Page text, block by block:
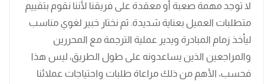
لا توجد مهمة صعبة أو معقدة على فريقنا لأننا نقوم بتقييم
متطلبات العميل بعناية شديدة. ثم نختار خبير لغوي مناسب
ليأخذ زمام المبادرة ويدير عملية الترجمة مع المحررين
والمراجعين الذين يساعدونه على طول الطريق، ليس هذا
فحسب، الأهم من ذلك مراعاة طلبات واحتياجات عملائنا